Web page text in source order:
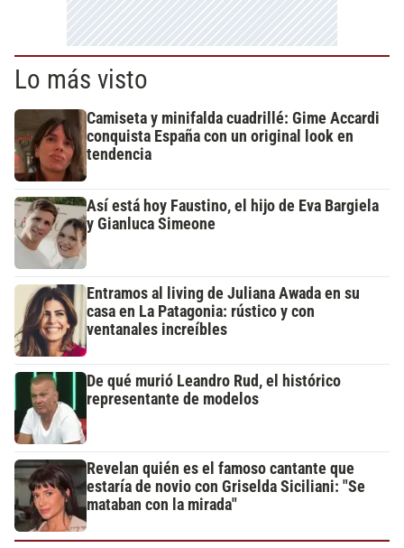
Lo más visto
Camiseta y minifalda cuadrillé: Gime Accardi
conquista España con un original look en
tendencia
Así está hoy Faustino, el hijo de Eva Bargiela
y Gianluca Simeone
Entramos al living de Juliana Awada en su
casa en La Patagonia: rústico y con
ventanales increíbles
De qué murió Leandro Rud, el histórico
representante de modelos
Revelan quién es el famoso cantante que
estaría de novio con Griselda Siciliani: "Se
mataban con la mirada"